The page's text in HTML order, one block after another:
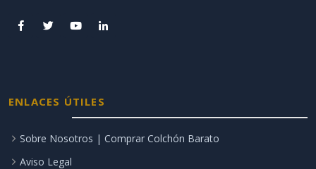
ENLACES ÚTILES
Sobre Nosotros | Comprar Colchón Barato
Aviso Legal